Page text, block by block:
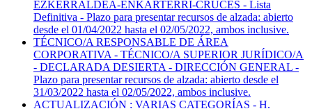
EZKERRALDEA-ENKARTERRI-CRUCES - Lista
Definitiva - Plazo para presentar recursos de alzada: abierto
desde el 01/04/2022 hasta el 02/05/2022, ambos inclusive.
TÉCNICO/A RESPONSABLE DE ÁREA
CORPORATIVA - TÉCNICO/A SUPERIOR JURÍDICO/A
- DECLARADA DESIERTA - DIRECCIÓN GENERAL -
Plazo para presentar recursos de alzada: abierto desde el
31/03/2022 hasta el 02/05/2022, ambos inclusive.
ACTUALIZACIÓN : VARIAS CATEGORÍAS - H.